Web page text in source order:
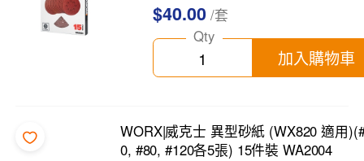
$40.00 /套
Qty
加入購物車
WORX|威克士 異型砂紙 (WX820 適用
0, #80, #120各5張) 15件裝 WA2004